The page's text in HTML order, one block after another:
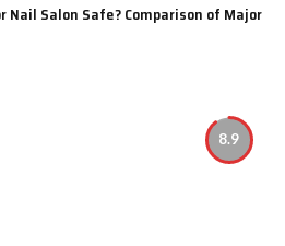
Nail Salon Safe? Comparison of Major
8.9